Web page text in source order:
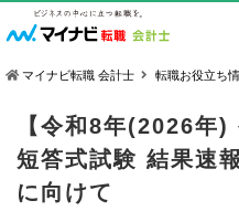
マイナビ転職 会計士 転職お役立ち
【令和8年(2026年)
短答式試験 結果速
に向けて